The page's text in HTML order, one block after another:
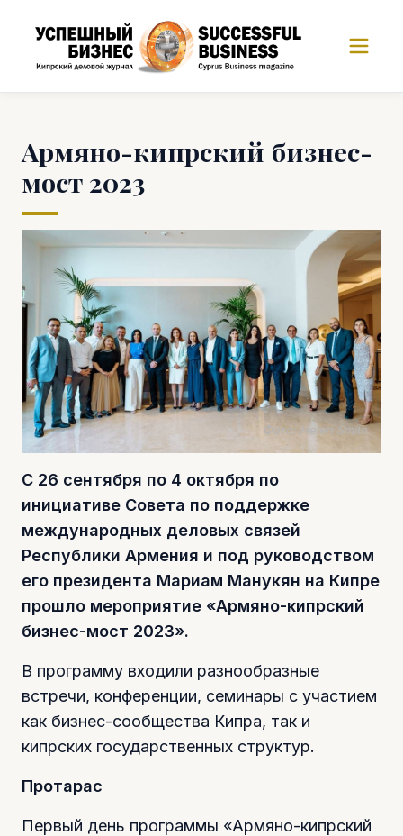
Армяно-кипрский бизнес-
мост 2023
Фото: Helen Smith
С 26 сентября по 4 октября по
инициативе Совета по поддержке
международных деловых связей
Республики Армения и под руководством
его президента Мариам Манукян на Кипре
прошло мероприятие «Армяно-кипрский
бизнес-мост 2023».
В программу входили разнообразные
встречи, конференции, семинары с участием
как бизнес-сообщества Кипра, так и
кипрских государственных структур.
Протарас
Первый день программы «Армяно-кипрский